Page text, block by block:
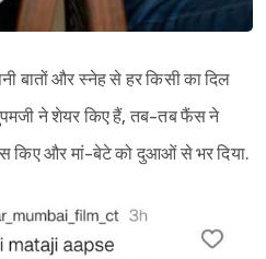
बातों और स्नेह से हर किसी का दिल
ने शेयर किए हैं, तब-तब फैंस ने
किए और मां-बेटे को दुआओं से भर दिया.